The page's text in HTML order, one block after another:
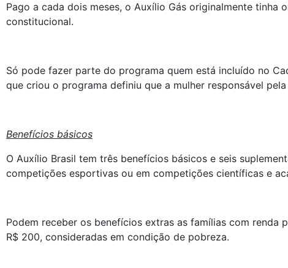
Pago a cada dois meses, o Auxílio Gás originalmente tinha
constitucional.
Só pode fazer parte do programa quem está incluído no
que criou o programa definiu que a mulher responsável
Benefícios básicos
O Auxílio Brasil tem três benefícios básicos e seis
competições esportivas ou em competições científicas e
Podem receber os benefícios extras as famílias com renda
R$ 200, consideradas em condição de pobreza.